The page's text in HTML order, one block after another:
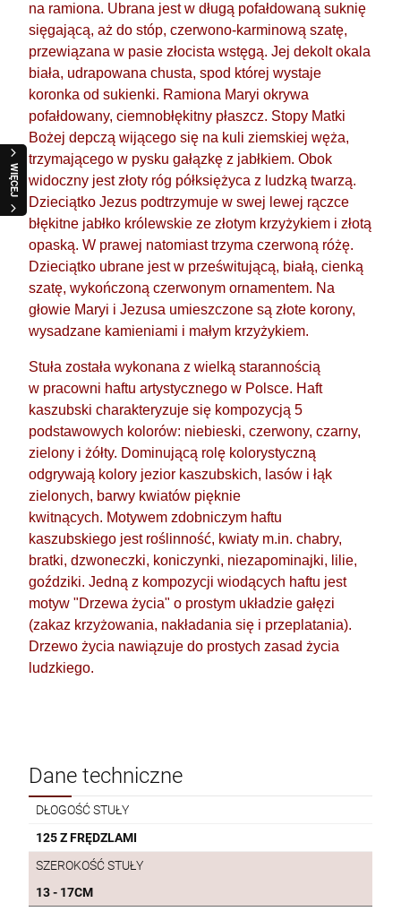
FIGURA MATKA BOŻA WSPOMOŻENIE
WIERNYCH 30CM
240,00 zł
Cena regularna:270,00 zł
szt.
DO KOSZYKA
RÓŻANIEC SREBRNY Z BURSZTYNU SR310
DROBNIUTKI
310,00 zł
szt.
DO KOSZYKA
RÓŻANIEC SREBRNY Z BURSZTYNU SR420
DROBNY
420,00 zł
szt.
DO KOSZYKA
WIĘCEJ
na ramiona. Ubrana jest w długą pofałdowaną suknię
sięgającą, aż do stóp, czerwono-karminową szatę,
przewiązana w pasie złocista wstęgą. Jej dekolt okala
biała, udrapowana chusta, spod której wystaje
koronka od sukienki. Ramiona Maryi okrywa
pofałdowany, ciemnobłękitny płaszcz. Stopy Matki
Bożej depczą wijącego się na kuli ziemskiej węża,
trzymającego w pysku gałązkę z jabłkiem. Obok
widoczny jest złoty róg półksiężyca z ludzką twarzą.
Dzieciątko Jezus podtrzymuje w swej lewej rączce
błękitne jabłko królewskie ze złotym krzyżykiem i złotą
opaską. W prawej natomiast trzyma czerwoną różę.
Dzieciątko ubrane jest w prześwitującą, białą, cienką
szatę, wykończoną czerwonym ornamentem. Na
głowie Maryi i Jezusa umieszczone są złote korony,
wysadzane kamieniami i małym krzyżykiem.
Stuła została wykonana z wielką starannością
w pracowni haftu artystycznego w Polsce. Haft
kaszubski charakteryzuje się kompozycją 5
podstawowych kolorów: niebieski, czerwony, czarny,
zielony i żółty. Dominującą rolę kolorystyczną
odgrywają kolory jezior kaszubskich, lasów i łąk
zielonych, barwy kwiatów pięknie
kwitnących. Motywem zdobniczym haftu
kaszubskiego jest roślinność, kwiaty m.in. chabry,
bratki, dzwoneczki, koniczynki, niezapominajki, lilie,
goździki. Jedną z kompozycji wiodących haftu jest
motyw "Drzewa życia" o prostym układzie gałęzi
(zakaz krzyżowania, nakładania się i przeplatania).
Drzewo życia nawiązuje do prostych zasad życia
ludzkiego.
Dane techniczne
DŁOGOŚĆ STUŁY
125 Z FRĘDZLAMI
SZEROKOŚĆ STUŁY
13 - 17CM